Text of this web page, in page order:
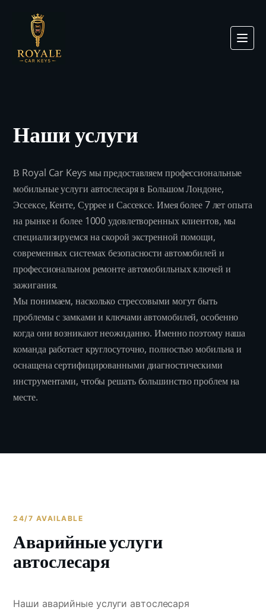
Наши услуги
В Royal Car Keys мы предоставляем профессиональные
мобильные услуги автослесаря в Большом Лондоне,
Эссексе, Кенте, Суррее и Сассексе. Имея более 7 лет опыта
на рынке и более 1000 удовлетворенных клиентов, мы
специализируемся на скорой экстренной помощи,
современных системах безопасности автомобилей и
профессиональном ремонте автомобильных ключей и
зажигания.
Мы понимаем, насколько стрессовыми могут быть
проблемы с замками и ключами автомобилей, особенно
когда они возникают неожиданно. Именно поэтому наша
команда работает круглосуточно, полностью мобильна и
оснащена сертифицированными диагностическими
инструментами, чтобы решать большинство проблем на
месте.
24/7 AVAILABLE
Аварийные услуги
автослесаря
Наши аварийные услуги автослесаря